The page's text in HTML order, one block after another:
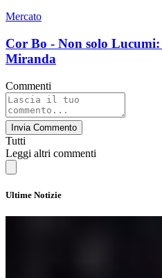
Mercato
Cor Bo - Non solo
Miranda
Commenti
Invia Commento
Tutti
Leggi altri commenti
Ultime Notizie